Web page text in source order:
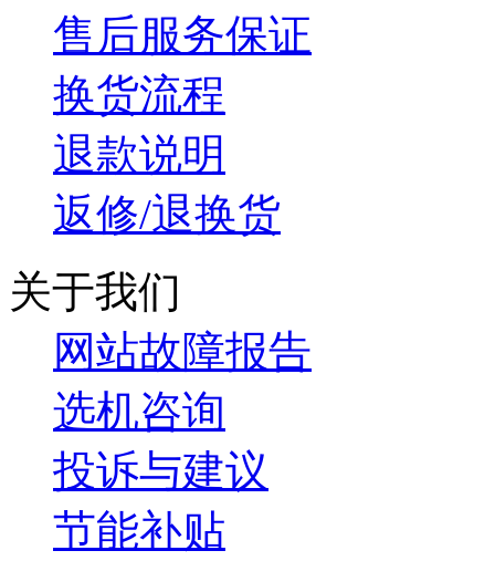
售后服务保证
换货流程
退款说明
返修/退换货
关于我们
网站故障报告
选机咨询
投诉与建议
节能补贴